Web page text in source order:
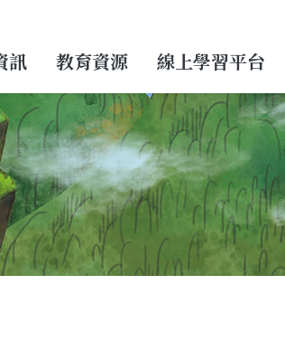
訊 教育資源 線上學習平台